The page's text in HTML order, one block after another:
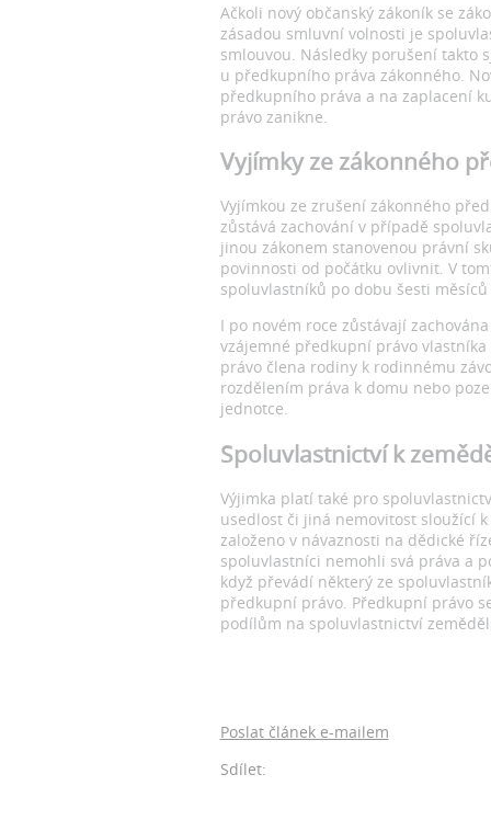
Ačkoli nový občanský zákoník se
zásadou smluvní volnosti je
smlouvou. Následky porušení takto
u předkupního práva zákonného.
předkupního práva a na zaplacení
právo zanikne.
Vyjímky ze zákonného
Vyjímkou ze zrušení zákonného
zůstává zachování v případě
jinou zákonem stanovenou právní
povinnosti od počátku ovlivnit. V
spoluvlastníků po dobu šesti
I po novém roce zůstávají
vzájemné předkupní právo
právo člena rodiny k rodinnému
rozdělením práva k domu nebo
jednotce.
Spoluvlastnictví k
Výjimka platí také pro
usedlost či jiná nemovitost sloužící
založeno v návaznosti na dědické
spoluvlastníci nemohli svá práva a
když převádí některý ze
předkupní právo. Předkupní právo
podílům na spoluvlastnictví
Poslat článek e-mailem
Sdílet: